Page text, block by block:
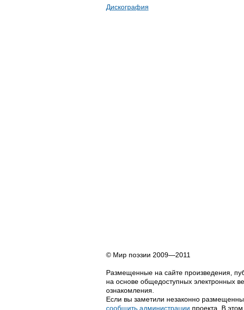
Дискография
© Мир поэзии 2009—2011
Размещенные на сайте произведения,
на основе общедоступных электронных
ознакомления.
Если вы заметили незаконно
сообщить администрации проекта. В